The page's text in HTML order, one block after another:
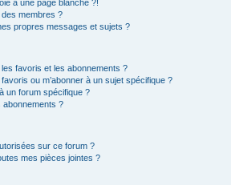
à une page blanche ?!
membres ?
propres messages et sujets ?
favoris et les abonnements ?
ou m’abonner à un sujet spécifique ?
un forum spécifique ?
abonnements ?
sur ce forum ?
mes pièces jointes ?